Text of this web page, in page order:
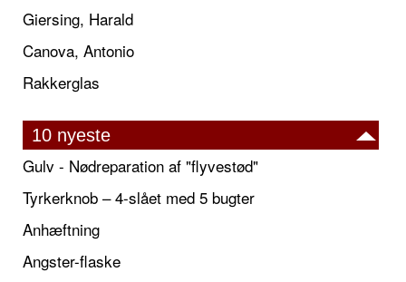
Giersing, Harald
Canova, Antonio
Rakkerglas
10 nyeste
Gulv - Nødreparation af "flyvestød"
Tyrkerknob – 4-slået med 5 bugter
Anhæftning
Angster-flaske